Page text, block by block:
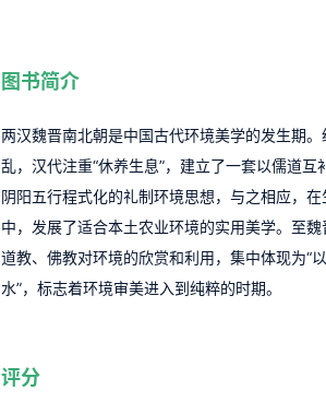
图书简介
两汉魏晋南北朝是中国古代环境美学的发生期
乱，汉代注重“休养生息”，建立了一套以儒道互
阴阳五行程式化的礼制环境思想，与之相应，在
中，发展了适合本土农业环境的实用美学。至
道教、佛教对环境的欣赏和利用，集中体现为“
水”，标志着环境审美进入到纯粹的时期。
评分